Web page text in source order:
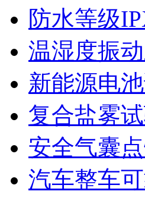
防水等级
温湿度振
新能源电
复合盐雾
安全气囊
汽车整车